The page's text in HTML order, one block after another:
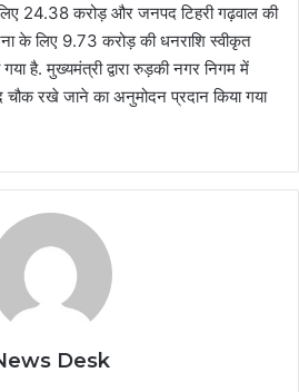
24.38 करोड़ और जनपद टिहरी गढ़वाल की
के लिए 9.73 करोड़ की धनराशि स्वीकृत
है. मुख्यमंत्री द्वारा रुड़की नगर निगम में
चौक रखे जाने का अनुमोदन प्रदान किया गया
Desk